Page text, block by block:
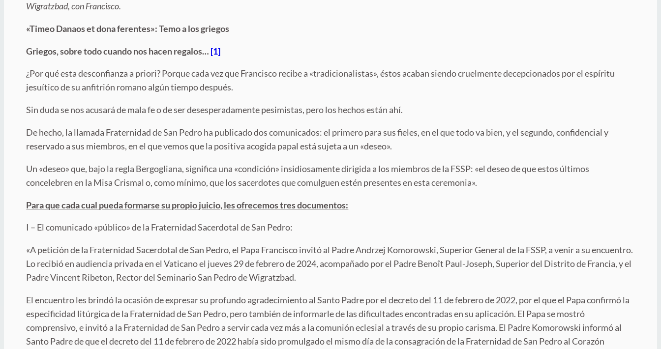
Wigratzbad, con Francisco.
«Timeo Danaos et dona ferentes»: Temo a los griegos
Griegos, sobre todo cuando nos hacen regalos… [1]
¿Por qué esta desconfianza a priori? Porque cada vez que Francisco recibe a «tradicionalistas», éstos acaban siendo cruelmente decepcionados por el espíritu
jesuítico de su anfitrión romano algún tiempo después.
Sin duda se nos acusará de mala fe o de ser desesperadamente pesimistas, pero los hechos están ahí.
De hecho, la llamada Fraternidad de San Pedro ha publicado dos comunicados: el primero para sus fieles, en el que todo va bien, y el segundo, confidencial y
reservado a sus miembros, en el que vemos que la positiva acogida papal está sujeta a un «deseo».
Un «deseo» que, bajo la regla Bergogliana, significa una «condición» insidiosamente dirigida a los miembros de la FSSP: «el deseo de que estos últimos
concelebren en la Misa Crismal o, como mínimo, que los sacerdotes que comulguen estén presentes en esta ceremonia».
Para que cada cual pueda formarse su propio juicio, les ofrecemos tres documentos:
I – El comunicado «público» de la Fraternidad Sacerdotal de San Pedro:
«A petición de la Fraternidad Sacerdotal de San Pedro, el Papa Francisco invitó al Padre Andrzej Komorowski, Superior General de la FSSP, a venir a su encuentro.
Lo recibió en audiencia privada en el Vaticano el jueves 29 de febrero de 2024, acompañado por el Padre Benoît Paul-Joseph, Superior del Distrito de Francia, y el
Padre Vincent Ribeton, Rector del Seminario San Pedro de Wigratzbad.
El encuentro les brindó la ocasión de expresar su profundo agradecimiento al Santo Padre por el decreto del 11 de febrero de 2022, por el que el Papa confirmó la
especificidad litúrgica de la Fraternidad de San Pedro, pero también de informarle de las dificultades encontradas en su aplicación. El Papa se mostró
comprensivo, e invitó a la Fraternidad de San Pedro a servir cada vez más a la comunión eclesial a través de su propio carisma. El Padre Komorowski informó al
Santo Padre de que el decreto del 11 de febrero de 2022 había sido promulgado el mismo día de la consagración de la Fraternidad de San Pedro al Corazón